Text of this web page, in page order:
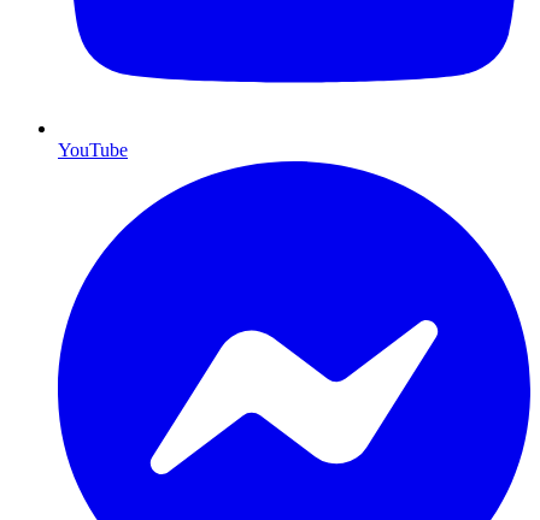
YouTube